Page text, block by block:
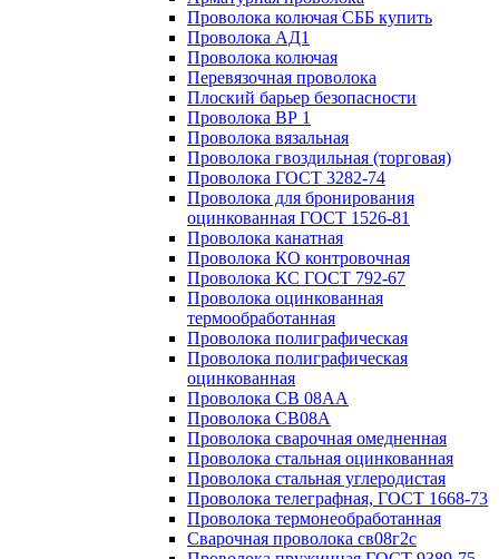
Проволока колючая СББ купить
Проволока АД1
Проволока колючая
Перевязочная проволока
Плоский барьер безопасности
Проволока ВР 1
Проволока вязальная
Проволока гвоздильная (торговая)
Проволока ГОСТ 3282-74
Проволока для бронирования
оцинкованная ГОСТ 1526-81
Проволока канатная
Проволока КО контровочная
Проволока КС ГОСТ 792-67
Проволока оцинкованная
термообработанная
Проволока полиграфическая
Проволока полиграфическая
оцинкованная
Проволока СВ 08АА
Проволока СВ08А
Проволока сварочная омедненная
Проволока стальная оцинкованная
Проволока стальная углеродистая
Проволока телеграфная, ГОСТ 1668-73
Проволока термонеобработанная
Сварочная проволока св08г2с